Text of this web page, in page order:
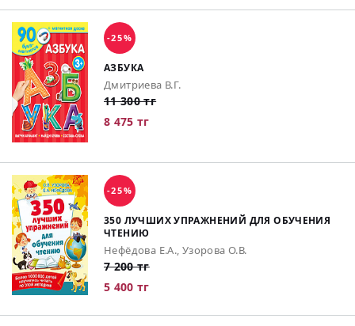
-25%
АЗБУКА
Дмитриева В.Г.
11 300 тг
8 475 тг
-25%
350 ЛУЧШИХ УПРАЖНЕНИЙ ДЛЯ ОБУЧЕНИЯ
ЧТЕНИЮ
Нефёдова Е.А., Узорова О.В.
7 200 тг
5 400 тг